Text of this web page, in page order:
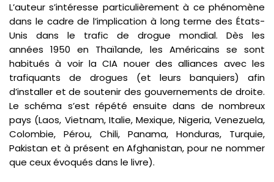
L’auteur s’intéresse particulièrement à ce phénomène
dans le cadre de l’implication à long terme des États-
Unis dans le trafic de drogue mondial. Dès les
années 1950 en Thaïlande, les Américains se sont
habitués à voir la CIA nouer des alliances avec les
trafiquants de drogues (et leurs banquiers) afin
d’installer et de soutenir des gouvernements de droite.
Le schéma s’est répété ensuite dans de nombreux
pays (Laos, Vietnam, Italie, Mexique, Nigeria, Venezuela,
Colombie, Pérou, Chili, Panama, Honduras, Turquie,
Pakistan et à présent en Afghanistan, pour ne nommer
que ceux évoqués dans le livre).